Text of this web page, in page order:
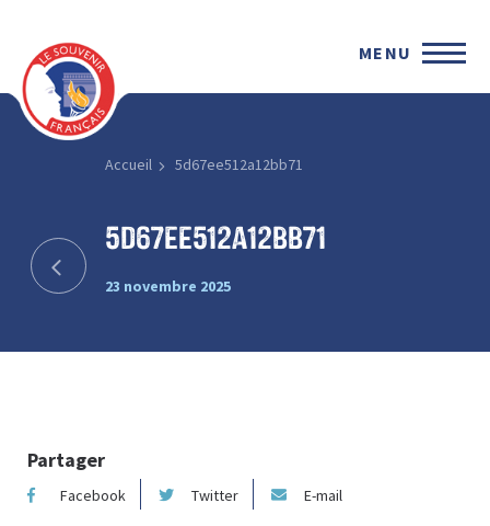
MENU
Accueil 5d67ee512a12bb71
5d67ee512a12bb71
23 novembre 2025
Partager
Facebook Twitter E-mail